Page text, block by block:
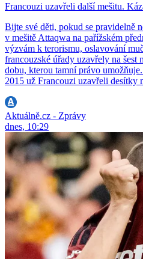
Francouzi uzavřeli další mešitu.
Bijte své děti, pokud se pravidelně
v mešitě Attaqwa na pařížském
výzvám k terorismu, oslavování
francouzské úřady uzavřely na šest
dobu, kterou tamní právo
2015 už Francouzi uzavřeli desítky
Aktuálně.cz - Zprávy
dnes, 10:29